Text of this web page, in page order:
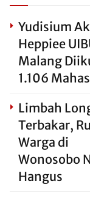
Yudisium
Heppiee
Malang
1.106
Limbah
Terbakar,
Warga di
Wonosobo
Hangus